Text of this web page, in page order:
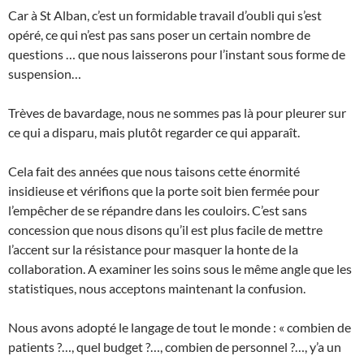
Car à St Alban, c’est un formidable travail d’oubli qui s’est
opéré, ce qui n’est pas sans poser un certain nombre de
questions … que nous laisserons pour l’instant sous forme de
suspension…
Trèves de bavardage, nous ne sommes pas là pour pleurer sur
ce qui a disparu, mais plutôt regarder ce qui apparaît.
Cela fait des années que nous taisons cette énormité
insidieuse et vérifions que la porte soit bien fermée pour
l’empêcher de se répandre dans les couloirs. C’est sans
concession que nous disons qu’il est plus facile de mettre
l’accent sur la résistance pour masquer la honte de la
collaboration. A examiner les soins sous le même angle que les
statistiques, nous acceptons maintenant la confusion.
Nous avons adopté le langage de tout le monde : « combien de
patients ?…, quel budget ?…, combien de personnel ?…, y’a un